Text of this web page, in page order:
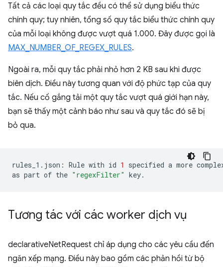
Tất cả các loại quy tắc đều có thể sử dụng biểu thức
chính quy; tuy nhiên, tổng số quy tắc biểu thức chính quy
của mỗi loại không được vượt quá 1.000. Đây được gọi là
MAX_NUMBER_OF_REGEX_RULES.
Ngoài ra, mỗi quy tắc phải nhỏ hơn 2 KB sau khi được
biên dịch. Điều này tương quan với độ phức tạp của quy
tắc. Nếu cố gắng tải một quy tắc vượt quá giới hạn này,
bạn sẽ thấy một cảnh báo như sau và quy tắc đó sẽ bị
bỏ qua.
rules_1.json: Rule with id 1 specified a more
as part of the "regexFilter"
Tương tác với các worker dịch vụ
declarativeNetRequest chỉ áp dụng cho các yêu cầu đến
ngăn xếp mạng. Điều này bao gồm các phản hồi từ bộ